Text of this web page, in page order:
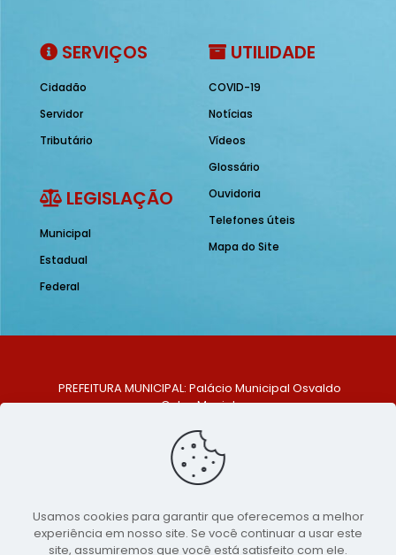
SERVIÇOS
Cidadão
Servidor
Tributário
LEGISLAÇÃO
Municipal
Estadual
Federal
UTILIDADE
COVID-19
Notícias
Vídeos
Glossário
Ouvidoria
Telefones úteis
Mapa do Site
PREFEITURA MUNICIPAL: Palácio Municipal Osvaldo
Celso Maciel
Centro, São Bento do Una - PE. CEP: 553370-128
TELEFONE: (81) 99548-1569
E-MAIL: ouvidoria@saobentodouna.pe.gov.br
Copyright 2021-2026 - Assessoria de Comunicação da
Usamos cookies para garantir que oferecemos a melhor
experiência em nosso site. Se você continuar a usar este
site, assumiremos que você está satisfeito com ele.